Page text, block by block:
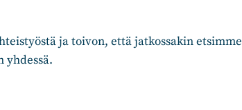
ja toivon, että jatkossakin
yhdessä.